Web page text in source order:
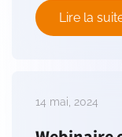
Lire la
14 mai, 2024